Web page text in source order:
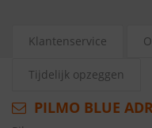
Klantenservice
Tijdelijk opzeggen
PILMO BLUE